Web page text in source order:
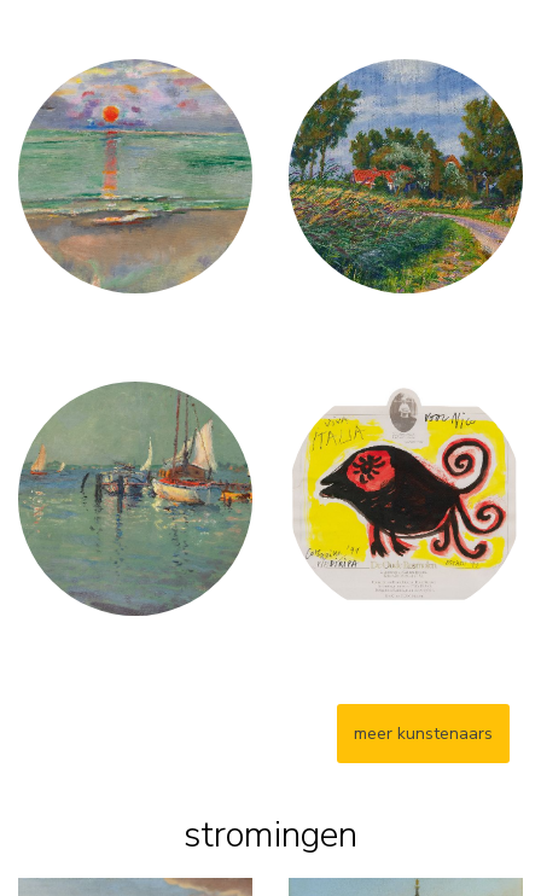
meer kunstenaars
stromingen